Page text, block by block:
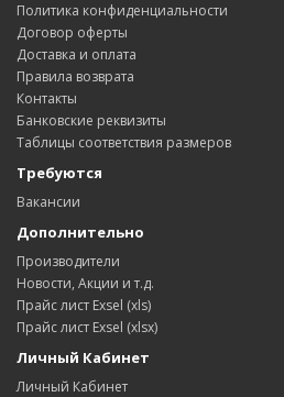
Политика конфиденциальности
Договор оферты
Доставка и оплата
Правила возврата
Контакты
Банковские реквизиты
Таблицы соответствия размеров
Требуются
Вакансии
Дополнительно
Производители
Новости, Акции и т.д.
Прайс лист Exsel (xls)
Прайс лист Exsel (xlsx)
Личный Кабинет
Личный Кабинет